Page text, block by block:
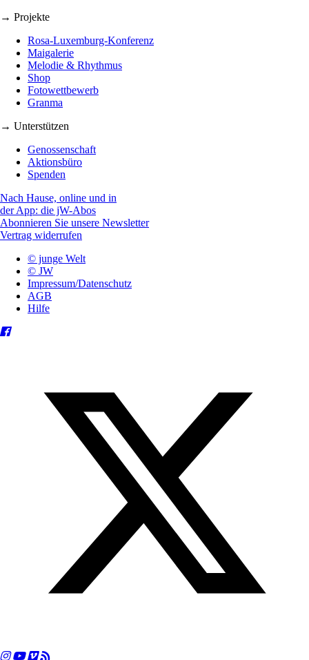
→ Projekte
Rosa-Luxemburg-Konferenz
Maigalerie
Melodie & Rhythmus
Shop
Fotowettbewerb
Granma
→ Unterstützen
Genossenschaft
Aktionsbüro
Spenden
Nach Hause, online und in
der App: die jW-Abos
Abonnieren Sie unsere Newsletter
Vertrag widerrufen
© junge Welt
© JW
Impressum/Datenschutz
AGB
Hilfe